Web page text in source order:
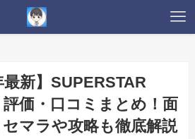
最新】SUPERSTAR
価・口コミまとめ！面
マラや攻略も徹底解説